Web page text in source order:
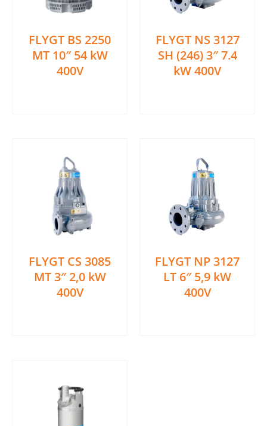
FLYGT BS 2250
MT 10″ 54 kW
400V
FLYGT NS 3127
SH (246) 3″ 7.4
kW 400V
FLYGT CS 3085
MT 3″ 2,0 kW
400V
FLYGT NP 3127
LT 6″ 5,9 kW
400V